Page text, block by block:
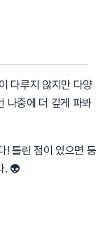
다루지 않지만 다양
나중에 더 깊게 파봐
! 틀린 점이 있으면 둥
. 👽